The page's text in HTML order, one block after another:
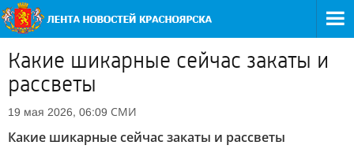
Какие шикарные сейчас закаты и
рассветы
19 мая 2026, 06:09 СМИ
Какие шикарные сейчас закаты и рассветы